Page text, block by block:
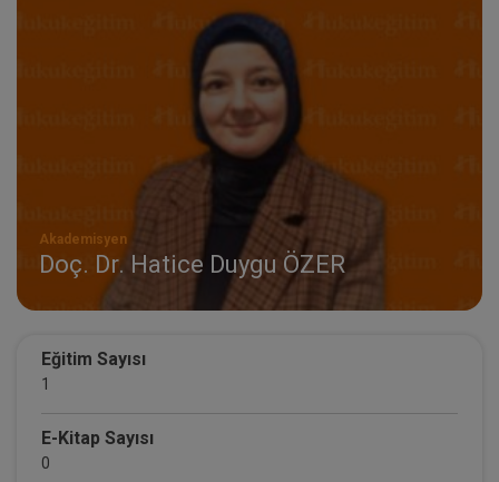
Akademisyen
Doç. Dr. Hatice Duygu ÖZER
Eğitim Sayısı
1
E-Kitap Sayısı
0